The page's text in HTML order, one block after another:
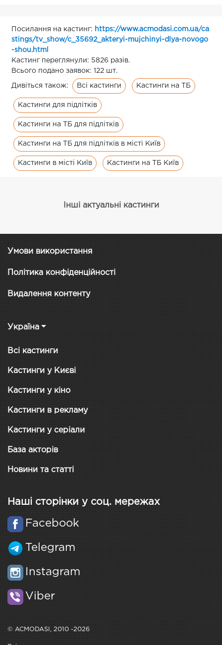
Посилання на кастинг: https://www.acmodasi.com.ua/ca
stings/tv_show/c_35692_akteryi-mujchinyi-dlya-novogo
-shou.html
Кастинг переглянули: 5826 разів.
Всього подано заявок: 122 шт.
Дивіться також: Всі кастинги Кастинги на ТБ
Кастинги для підлітків
Кастинги на ТБ для підлітків
Кастинги на ТБ для підлітків в місті Київ
Кастинги в місті Київ Кастинги на ТБ Київ
Інші актуальні кастинги
Умови використання
Політика конфіденційності
Видалення контенту
Україна
Всі кастинги
Кастинги у Києві
Кастинги у кіно
Кастинги в рекламу
Кастинги у серіали
База акторів
Новини та статті
Наші сторінки у соц. мережах
Facebook
Telegram
Instagram
Viber
© ACMODASI, 2010 -2026